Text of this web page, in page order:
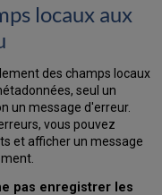
locaux aux
des champs locaux
seul un
un message d'erreur.
vous pouvez
et afficher un message
pas enregistrer les